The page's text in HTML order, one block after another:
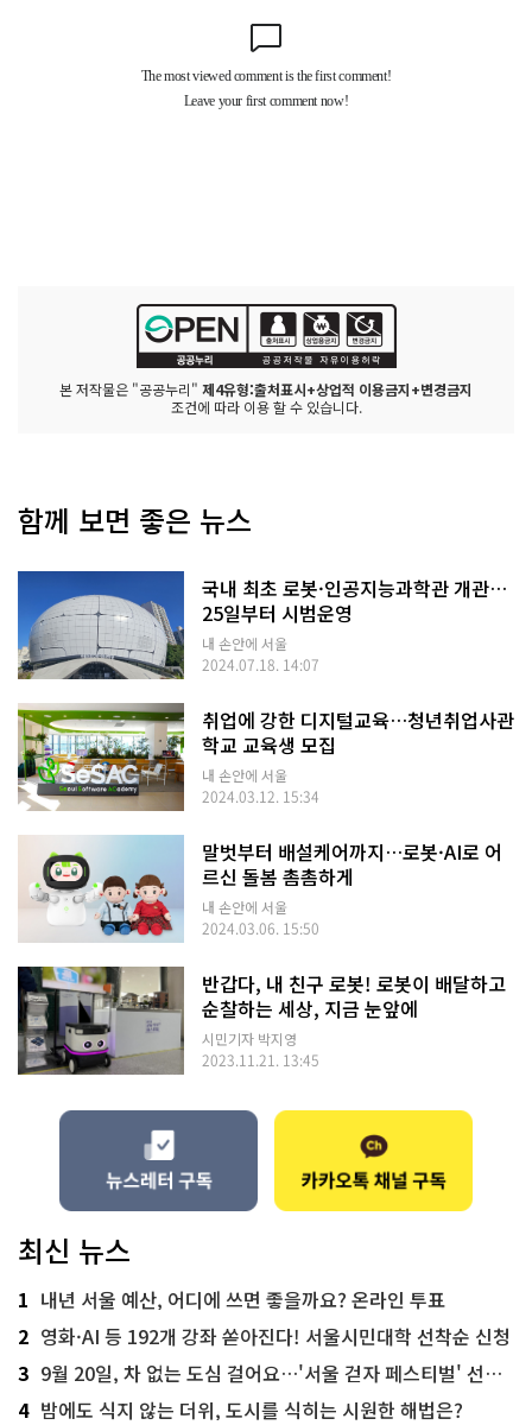
본 저작물은 "공공누리" 제4유형:출처표시+상업적 이용금지+변경금지
조건에 따라 이용 할 수 있습니다.
함께 보면 좋은 뉴스
국내 최초 로봇·인공지능과학관 개관…
25일부터 시범운영
내 손안에 서울
2024.07.18. 14:07
취업에 강한 디지털교육…청년취업사관
학교 교육생 모집
내 손안에 서울
2024.03.12. 15:34
말벗부터 배설케어까지…로봇·AI로 어
르신 돌봄 촘촘하게
내 손안에 서울
2024.03.06. 15:50
반갑다, 내 친구 로봇! 로봇이 배달하고
순찰하는 세상, 지금 눈앞에
시민기자 박지영
2023.11.21. 13:45
최신 뉴스
1 내년 서울 예산, 어디에 쓰면 좋을까요? 온라인 투표
2 영화·AI 등 192개 강좌 쏟아진다! 서울시민대학 선착순 신청
3 9월 20일, 차 없는 도심 걸어요…'서울 걷자 페스티벌' 선착순 5천명
4 밤에도 식지 않는 더위, 도시를 식히는 시원한 해법은?